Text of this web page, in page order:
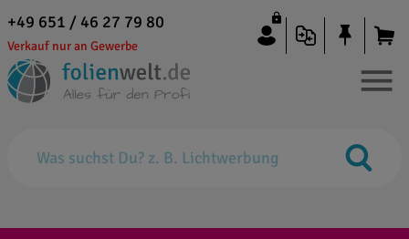
+49 651 / 46 27 79 80
Verkauf nur an Gewerbe